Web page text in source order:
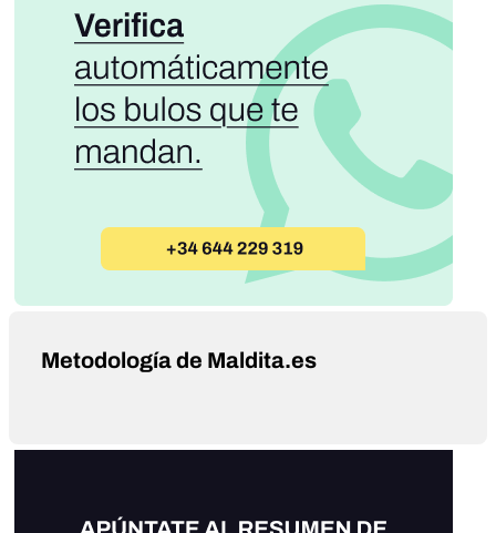
Metodología de Maldita.es